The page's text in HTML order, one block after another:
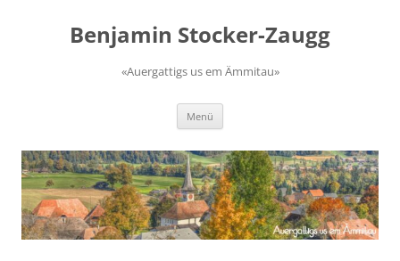
springenBenjamin Stocker-Zaugg
«Auergattigs us em Ämmitau»
Menü